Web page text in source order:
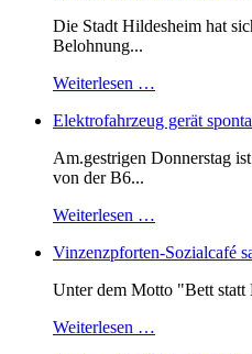
Die Stadt Hildesheim hat
Belohnung...
Weiterlesen …
Elektrofahrzeug gerät
Am.gestrigen Donnerstag
von der B6...
Weiterlesen …
Vinzenzpforten-Sozialcafé
Unter dem Motto "Bett statt
Weiterlesen …